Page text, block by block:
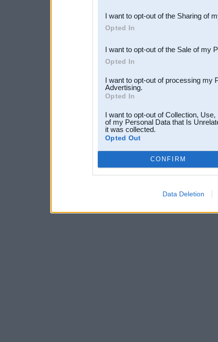
Downstream Participants
third parties.
I want to opt-out of the Sharing of
Opted In
I want to opt-out of the Sale of my
Opted In
I want to opt-out of processing my
Advertising.
Opted In
I want to opt-out of Collection,
of my Personal Data that Is
it was collected.
Opted Out
CONFIRM
Data Deletion